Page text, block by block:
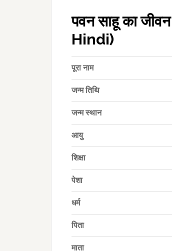
पवन साहू का
Hindi)
पूरा नाम
जन्म तिथि
जन्म स्थान
आयु
शिक्षा
पेशा
धर्म
पिता
माता